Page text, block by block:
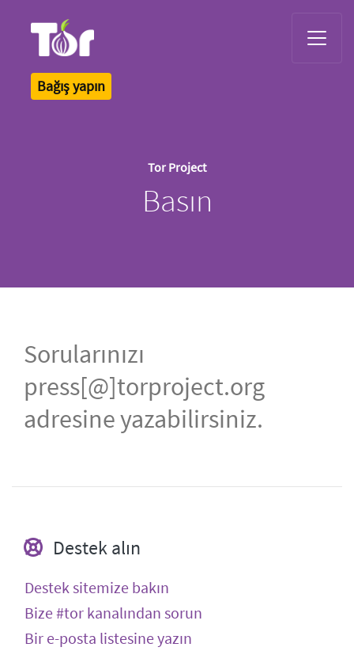
Bağış yapın
Tor Project
Basın
Sorularınızı
press[@]torproject.org
adresine yazabilirsiniz.
Destek alın
Destek sitemize bakın
Bize #tor kanalından sorun
Bir e-posta listesine yazın